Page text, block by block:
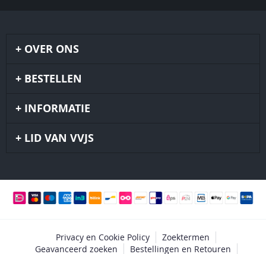
OVER ONS
BESTELLEN
INFORMATIE
LID VAN VVJS
Privacy en Cookie Policy
Zoektermen
Geavanceerd zoeken
Bestellingen en Retouren